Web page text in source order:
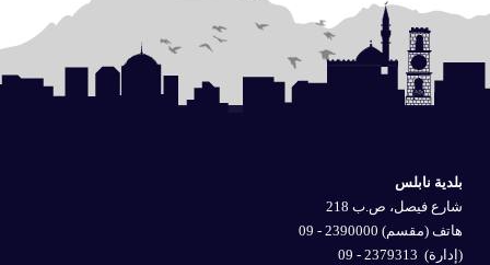
بلدية نابلس
شارع فيصل، ص.ب 218
هاتف (مقسم) 2390000 - 09
(إدارة)